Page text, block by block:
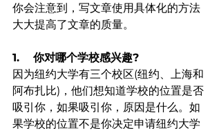
你会注意到，写文章使用具体化的方法
大大提高了文章的质量。
1.    你对哪个学校感兴趣?
因为纽约大学有三个校区(纽约、上海和
阿布扎比)，他们想知道学校的位置是否
吸引你，如果吸引你，原因是什么。如
果学校的位置不是你决定申请纽约大学